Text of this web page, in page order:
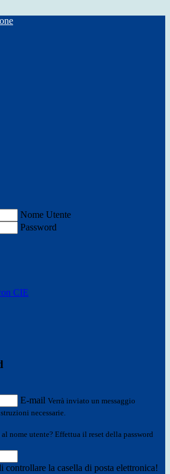
Nome Utente
Password
CIE
E-mail Verrà inviato un messaggio
necessarie.
nome utente? Effettua il reset della password
controllare la casella di posta elettronica!